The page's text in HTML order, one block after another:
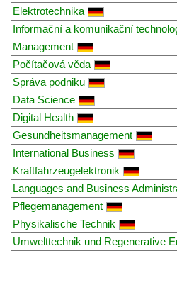
Elektrotechnika
Informační a komunikační
Management
Počítačová věda
Správa podniku
Data Science
Digital Health
Gesundheitsmanagement
International Business
Kraftfahrzeugelektronik
Languages and Business
Pflegemanagement
Physikalische Technik
Umwelttechnik und Regenerative